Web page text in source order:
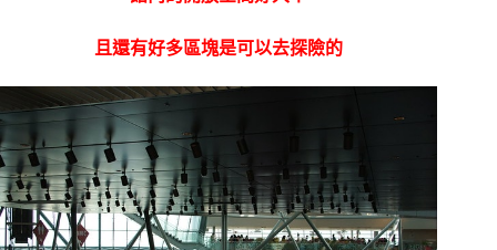
且還有好多區塊是可以去探險的